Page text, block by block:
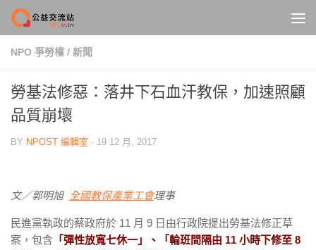
Skip to content
NPO 爭勞權 / 新聞
勞基法修惡：落井下石血汗教保，加速照顧
品質崩壞
BY NPOST 編輯室 · 19 12 月, 2017
文／郭明旭 全國教保產業工會理事
民進黨執政的蔡政府於 11 月 9 日由行政院提出勞基法修正草
案，包含 「彈性放寬七休一」、「輪班間隔由 11 小時下修至 8